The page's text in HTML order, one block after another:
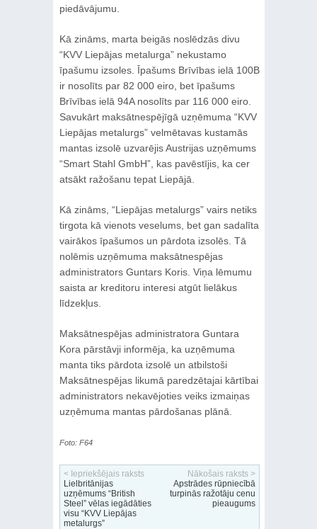
piedāvājumu.
Kā zināms, marta beigās noslēdzās divu
“KVV Liepājas metalurga” nekustamo
īpašumu izsoles. Īpašums Brīvības ielā 100B
ir nosolīts par 82 000 eiro, bet īpašums
Brīvības ielā 94A nosolīts par 116 000 eiro.
Savukārt maksātnespējīgā uzņēmuma “KVV
Liepājas metalurgs” velmētavas kustamās
mantas izsolē uzvarējis Austrijas uzņēmums
“Smart Stahl GmbH”, kas pavēstījis, ka cer
atsākt ražošanu tepat Liepājā.
Kā zināms, “Liepājas metalurgs” vairs netiks
tirgota kā vienots veselums, bet gan sadalīta
vairākos īpašumos un pārdota izsolēs. Tā
nolēmis uzņēmuma maksātnespējas
administrators Guntars Koris. Viņa lēmumu
saista ar kreditoru interesi atgūt lielākus
līdzekļus.
Maksātnespējas administratora Guntara
Kora pārstāvji informēja, ka uzņēmuma
manta tiks pārdota izsolē un atbilstoši
Maksātnespējas likumā paredzētajai kārtībai
administrators nekavējoties veiks izmaiņas
uzņēmuma mantas pārdošanas plānā.
Foto: F64
< Iepriekšējais raksts
Lielbritānijas
uzņēmums “British
Steel” vēlas iegādāties
visu “KVV Liepājas
metalurgs”
Nākošais raksts >
Apstrādes rūpniecībā
turpinās ražotāju cenu
pieaugums